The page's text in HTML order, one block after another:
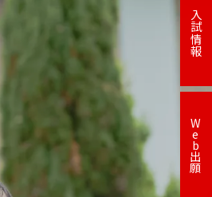
入試情報
W
e
b
出
願